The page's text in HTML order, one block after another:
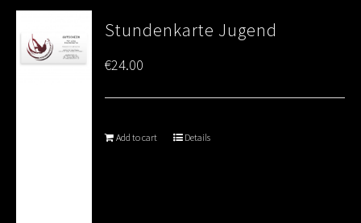
Stundenkarte Jugend
€24.00
Add to cart Details